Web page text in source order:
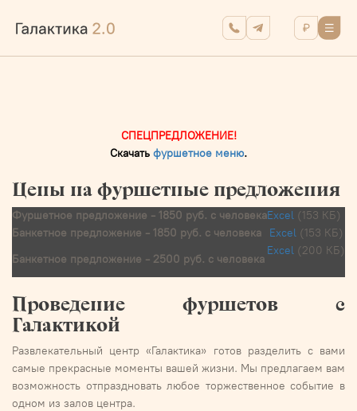
СПЕЦПРЕДЛОЖЕНИЕ!
Скачать фуршетное меню.
Цены на фуршетные предложения
Фуршетное предложение - 1850 руб. с человекаExcel (153 КБ)
Банкетное предложение - 1850 руб. с человека
Excel (153 КБ)
Банкетное предложение - 2500 руб. с человека
Excel (200 КБ)
Проведение фуршетов с
Галактикой
Развлекательный центр «Галактика» готов разделить с вами
самые прекрасные моменты вашей жизни. Мы предлагаем вам
возможность отпраздновать любое торжественное событие в
одном из залов центра.